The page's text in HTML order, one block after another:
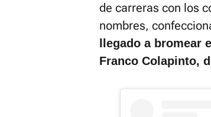
de carreras con los
nombres,
llegado a bromear
Franco Colapinto,